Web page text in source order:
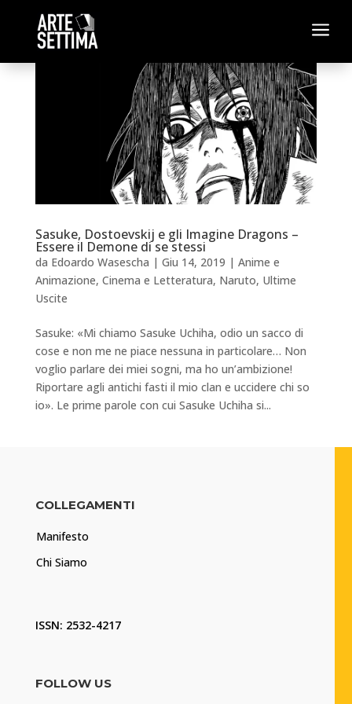
a
Sasuke, Dostoevskij e gli Imagine Dragons –
Essere il Demone di se stessi
da Edoardo Wasescha | Giu 14, 2019 | Anime e
Animazione, Cinema e Letteratura, Naruto, Ultime
Uscite
Sasuke: «Mi chiamo Sasuke Uchiha, odio un sacco di
cose e non me ne piace nessuna in particolare… Non
voglio parlare dei miei sogni, ma ho un’ambizione!
Riportare agli antichi fasti il mio clan e uccidere chi so
io». Le prime parole con cui Sasuke Uchiha si...
COLLEGAMENTI
Manifesto
Chi Siamo
ISSN: 2532-4217
FOLLOW US